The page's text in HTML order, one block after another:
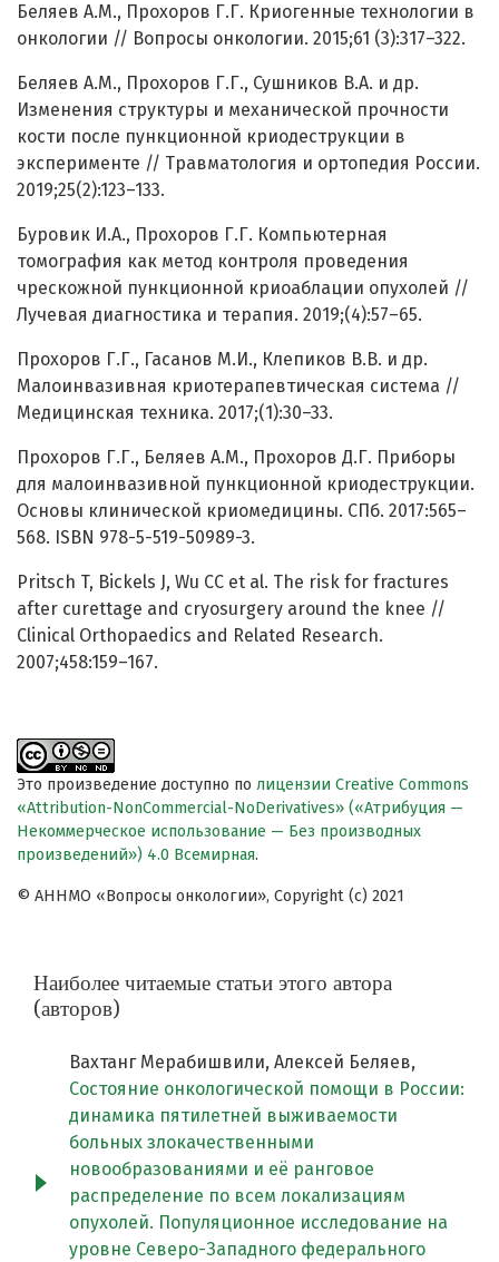
Беляев А.М., Прохоров Г.Г. Криогенные технологии в
онкологии // Вопросы онкологии. 2015;61 (3):317–322.
Беляев А.М., Прохоров Г.Г., Сушников В.А. и др.
Изменения структуры и механической прочности
кости после пункционной криодеструкции в
эксперименте // Травматология и ортопедия России.
2019;25(2):123–133.
Буровик И.А., Прохоров Г.Г. Компьютерная
томография как метод контроля проведения
чрескожной пункционной криоаблации опухолей //
Лучевая диагностика и терапия. 2019;(4):57–65.
Прохоров Г.Г., Гасанов М.И., Клепиков В.В. и др.
Малоинвазивная криотерапевтическая система //
Медицинская техника. 2017;(1):30–33.
Прохоров Г.Г., Беляев А.М., Прохоров Д.Г. Приборы
для малоинвазивной пункционной криодеструкции.
Основы клинической криомедицины. СПб. 2017:565–
568. ISBN 978-5-519-50989-3.
Pritsch T, Bickels J, Wu CC et al. The risk for fractures
after curettage and cryosurgery around the knee //
Clinical Orthopaedics and Related Research.
2007;458:159–167.
Это произведение доступно по лицензии Creative Commons
«Attribution-NonCommercial-NoDerivatives» («Атрибуция —
Некоммерческое использование — Без производных
произведений») 4.0 Всемирная.
© АННМО «Вопросы онкологии», Copyright (c) 2021
Наиболее читаемые статьи этого автора
(авторов)
Вахтанг Мерабишвили, Алексей Беляев,
Состояние онкологической помощи в России:
динамика пятилетней выживаемости
больных злокачественными
новообразованиями и её ранговое
распределение по всем локализациям
опухолей. Популяционное исследование на
уровне Северо-Западного федерального